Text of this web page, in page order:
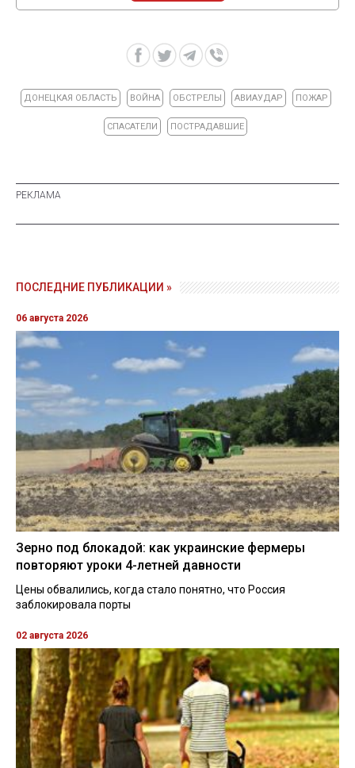
ДОНЕЦКАЯ ОБЛАСТЬ ВОЙНА ОБСТРЕЛЫ АВИАУДАР ПОЖАР
СПАСАТЕЛИ ПОСТРАДАВШИЕ
ПОСЛЕДНИЕ ПУБЛИКАЦИИ »
06 августа 2026
Зерно под блокадой: как украинские фермеры
повторяют уроки 4-летней давности
Цены обвалились, когда стало понятно, что Россия
заблокировала порты
02 августа 2026